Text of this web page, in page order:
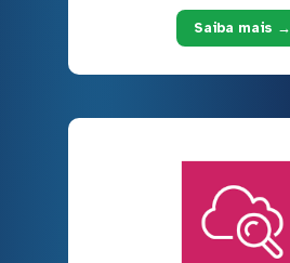
Saiba mais →